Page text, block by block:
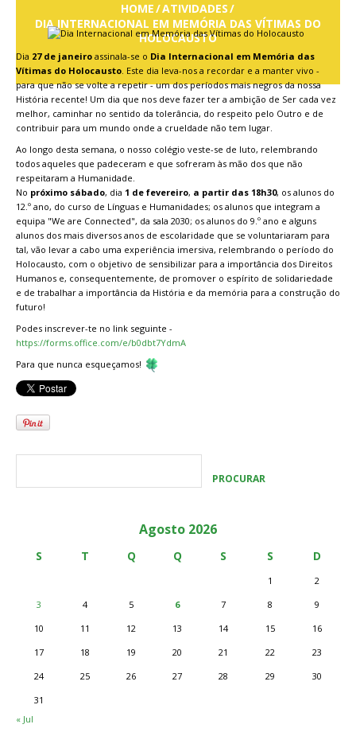
HOME ATIVIDADES
DIA INTERNACIONAL EM MEMÓRIA DAS VÍTIMAS DO
HOLOCAUSTO
Dia 27 de janeiro assinala-se o Dia Internacional em Memória das
Vítimas do Holocausto. Este dia leva-nos a recordar e a manter vivo -
para que não se volte a repetir - um dos períodos mais negros da nossa
História recente! Um dia que nos deve fazer ter a ambição de Ser cada vez
melhor, caminhar no sentido da tolerância, do respeito pelo Outro e de
contribuir para um mundo onde a crueldade não tem lugar.
Ao longo desta semana, o nosso colégio veste-se de luto, relembrando
todos aqueles que padeceram e que sofreram às mão dos que não
respeitaram a Humanidade.
No próximo sábado, dia 1 de fevereiro, a partir das 18h30, os alunos do
12.º ano, do curso de Línguas e Humanidades; os alunos que integram a
equipa "We are Connected", da sala 2030; os alunos do 9.º ano e alguns
alunos dos mais diversos anos de escolaridade que se voluntariaram para
tal, vão levar a cabo uma experiência imersiva, relembrando o período do
Holocausto, com o objetivo de sensibilizar para a importância dos Direitos
Humanos e, consequentemente, de promover o espírito de solidariedade
e de trabalhar a importância da História e da memória para a construção do
futuro!
Podes inscrever-te no link seguinte -
https://forms.office.com/e/b0dbt7YdmA
Para que nunca esqueçamos!
Agosto 2026
S T Q Q S S D
1
2
3
4 5 6 7 8
9
10
11 12 13 14 15
16
17
18 19 20 21 22
23
24
25 26 27 28 29
30
31
« Jul